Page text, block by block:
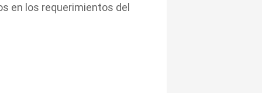
en los requerimientos del